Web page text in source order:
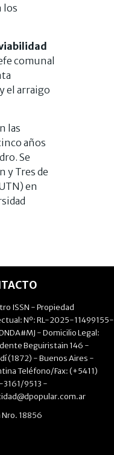
los
comunal
el arraigo
las
años
Se
y Tres de
en
ISSN - Propiedad
Nº: RL-2025-11499155-
- Domicilio Legal:
Beguiristain 146 -
(1872) - Buenos Aires -
Teléfono/Fax: (+5411)
9513 -
Nro. 18856